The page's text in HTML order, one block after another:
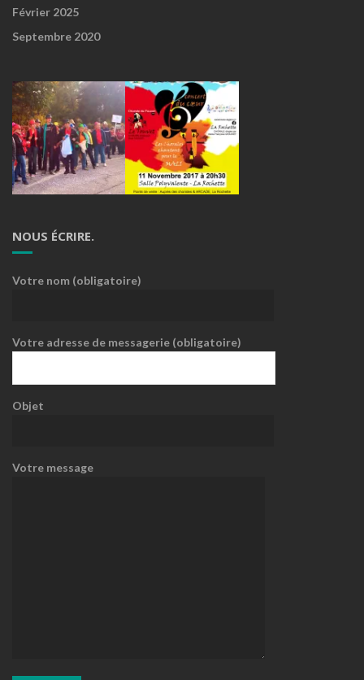
Février 2025
Septembre 2020
NOUS ÉCRIRE.
Votre nom (obligatoire)
Votre adresse de messagerie (obligatoire)
Objet
Votre message